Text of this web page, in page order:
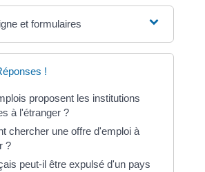
et formulaires
!
proposent les institutions
à l'étranger ?
chercher une offre d'emploi à
?
peut-il être expulsé d'un pays